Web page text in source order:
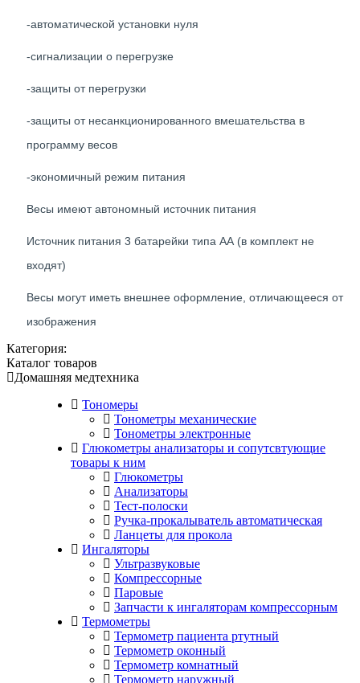
-автоматической установки нуля
-сигнализации о перегрузке
-защиты от перегрузки
-защиты от несанкционированного вмешательства в
программу весов
-экономичный режим питания
Весы имеют автономный источник питания
Источник питания 3 батарейки типа АА (в комплект не
входят)
Весы могут иметь внешнее оформление, отличающееся от
изображения
Категория:
Каталог товаров
Домашняя медтехника
Тономеры
Тонометры механические
Тонометры электронные
Глюкометры анализаторы и сопутсвтующие
товары к ним
Глюкометры
Анализаторы
Тест-полоски
Ручка-прокалыватель автоматическая
Ланцеты для прокола
Ингаляторы
Ультразвуковые
Компрессорные
Паровые
Запчасти к ингаляторам компрессорным
Термометры
Термометр пациента ртутный
Термометр оконный
Термометр комнатный
Термометр наружный